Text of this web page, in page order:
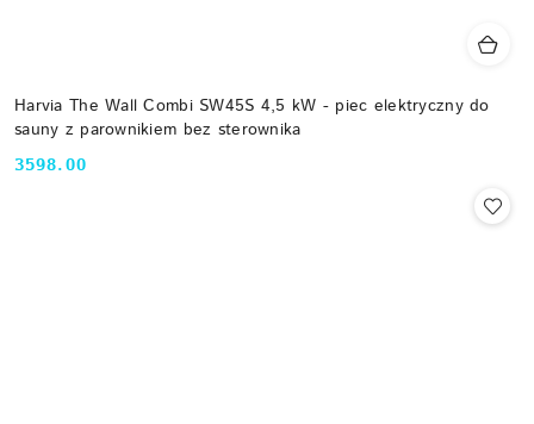
Harvia The Wall Combi SW45S 4,5 kW - piec elektryczny do
sauny z parownikiem bez sterownika
Cena:
3598.00